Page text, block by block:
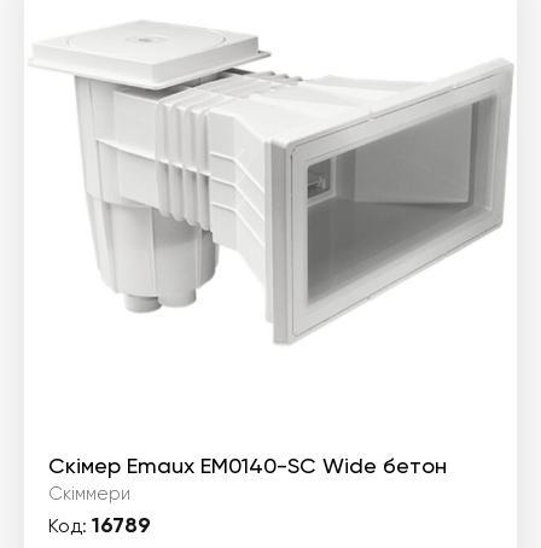
Скімер Emaux EM0140-SС Wide бетон
Скіммери
Код: 16789